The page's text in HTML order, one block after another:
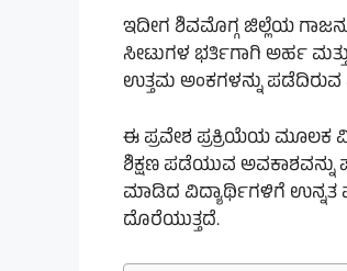
ಇದೀಗ ಶಿವಮೊಗ್ಗ ಜಿಲ್ಲೆಯ
ಸೀಟುಗಳ ಭರ್ತಿಗಾಗಿ ಅರ್ಹ
ಉತ್ತಮ ಅಂಕಗಳನ್ನು
ಈ ಪ್ರವೇಶ ಪ್ರಕ್ರಿಯೆಯ ಮೂಲಕ
ಶಿಕ್ಷಣ ಪಡೆಯುವ
ಮಾಡಿದ ವಿದ್ಯಾರ್ಥಿಗಳಿಗೆ ಉನ್ನತ
ದೊರೆಯುತ್ತದೆ.